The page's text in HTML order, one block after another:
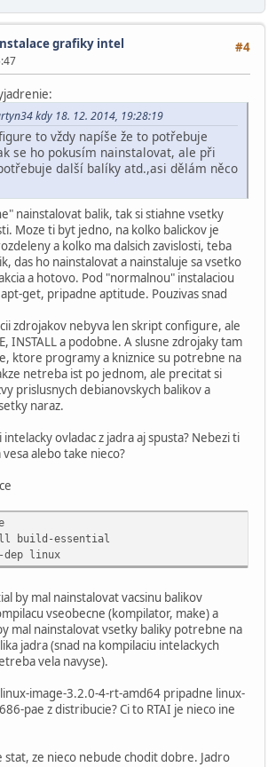
#4
grafiky intel
kdy 18. 12. 2014, 19:28:19
to vždy napíše že to potřebuje
se ho pokusím nainstalovat, ale při
další balíky atd.,asi dělám něco
nainstalovat balik, tak si stiahne vsetky
Moze ti byt jedno, na kolko balickov je
a kolko ma dalsich zavislosti, teba
das ho nainstalovat a nainstaluje sa vsetko
a hotovo. Pod "normalnou" instalaciou
get, pripadne aptitude. Pouzivas snad
zdrojakov nebyva len skript configure, ale
INSTALL a podobne. A slusne zdrojaky tam
ktore programy a kniznice su potrebne na
netreba ist po jednom, ale precitat si
prislusnych debianovskych balikov a
naraz.
intelacky ovladac z jadra aj spusta? Nebezi ti
alebo take nieco?
build-essential
linux
by mal nainstalovat vacsinu balikov
vseobecne (kompilator, make) a
mal nainstalovat vsetky baliky potrebne na
jadra (snad na kompilaciu intelackych
vela navyse).
linux-image-3.2.0-4-rt-amd64 pripadne linux-
pae z distribucie? Ci to RTAI je nieco ine
stat, ze nieco nebude chodit dobre. Jadro